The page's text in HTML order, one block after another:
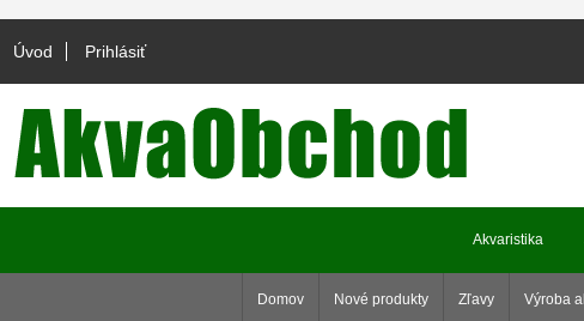
Úvod Prihlásiť
Akvaristika
Domov Nové produkty Zľavy Výroba